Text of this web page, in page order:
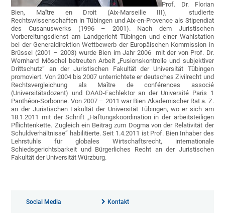
Prof. Dr. Florian
Bien, Maître en Droit (Aix-Marseille III), studierte
Rechtswissenschaften in Tübingen und Aix-en-Provence als Stipendiat
des Cusanuswerks (1996 – 2001). Nach dem Juristischen
Vorbereitungsdienst am Landgericht Tübingen und einer Wahlstation
bei der Generaldirektion Wettbewerb der Europäischen Kommission in
Brüssel (2001 – 2003) wurde Bien im Jahr 2006 mit der von Prof. Dr.
Wernhard Möschel betreuten Arbeit „Fusionskontrolle und subjektiver
Drittschutz“ an der Juristischen Fakultät der Universität Tübingen
promoviert. Von 2004 bis 2007 unterrichtete er deutsches Zivilrecht und
Rechtsvergleichung als Maître de conférences associé
(Universitätsdozent) und DAAD-Fachlektor an der Université Paris 1
Panthéon-Sorbonne. Von 2007 – 2011 war Bien Akademischer Rat a. Z.
an der Juristischen Fakultät der Universität Tübingen, wo er sich am
18.1.2011 mit der Schrift „Haftungskoordination in der arbeitsteiligen
Pflichtenkette. Zugleich ein Beitrag zum Dogma von der Relativität der
Schuldverhältnisse“ habilitierte. Seit 1.4.2011 ist Prof. Bien Inhaber des
Lehrstuhls für globales Wirtschaftsrecht, internationale
Schiedsgerichtsbarkeit und Bürgerliches Recht an der Juristischen
Fakultät der Universität Würzburg.
Social Media Kontakt